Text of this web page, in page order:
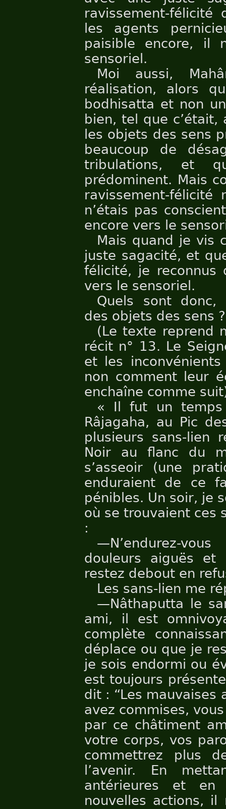
ravissement-
les agents
paisible encore, il
sensoriel.
Moi aussi,
réalisation, alors
bodhisatta et non
bien, tel que
les objets des sens
beaucoup de
tribulations, et
prédominent. Mais
ravissement-
n’étais pas
encore vers le
Mais quand je vis
juste sagacité, et
félicité, je reconnus
vers le sensoriel.
Quels sont donc,
des objets des sens ?
(Le texte reprend
récit n° 13. Le
et les
non comment leur
enchaîne comme
« Il fut un temps
Râjagaha, au Pic
plusieurs sans-lien
Noir au flanc du
s’asseoir (une
enduraient de ce
pénibles. Un soir, je
où se trouvaient ces
:
—N’endurez-
douleurs aiguës
restez debout en
Les sans-lien me
—Nâthaputta le
ami, il est
complète
déplace ou que je
je sois endormi ou
est toujours
dit : “Les mauvaises
avez commises,
par ce châtiment
votre corps, vos
commettrez plus
l’avenir. En
antérieures et
nouvelles actions, il